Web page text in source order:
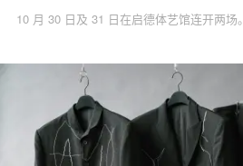
10 月 30 日及 31 日在启德体艺馆连开两场。